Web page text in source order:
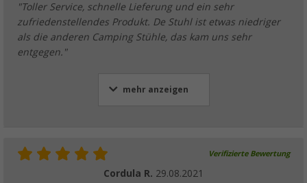
"Toller Service, schnelle Lieferung und ein sehr
zufriedenstellendes Produkt. De Stuhl ist etwas niedriger
als die anderen Camping Stühle, das kam uns sehr
entgegen."
mehr anzeigen
Verifizierte Bewertung
Cordula R. 29.08.2021